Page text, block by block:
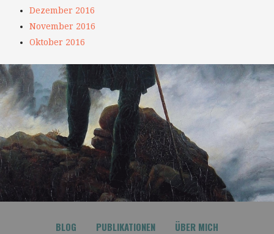
Dezember 2016
November 2016
Oktober 2016
BLOG PUBLIKATIONEN ÜBER MICH